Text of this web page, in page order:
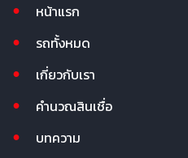
หน้าแรก
รถทั้งหมด
เกี่ยวกับเรา
คำนวณสินเชื่อ
บทความ